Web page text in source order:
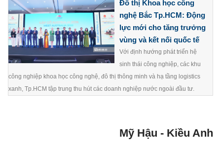
Đô thị Khoa học công
nghệ Bắc Tp.HCM: Động
lực mới cho tăng trưởng
vùng và kết nối quốc tế
Với định hướng phát triển hệ
sinh thái công nghiệp, các khu
công nghiệp khoa học công nghệ, đô thị thông minh và hạ tầng logistics
xanh, Tp.HCM tập trung thu hút các doanh nghiệp nước ngoài đầu tư.
Mỹ Hậu - Kiều Anh